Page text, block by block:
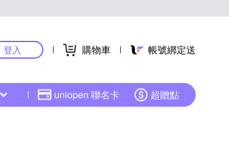
登入 購物車 帳號綁定送
uniopen 聯名卡 超贈點